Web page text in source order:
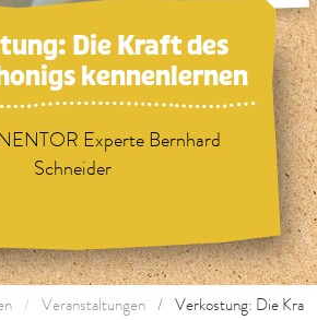
Die Kraft des
kennenlernen
Experte Bernhard
Schneider
Veranstaltungen Verkostung: Die Kraft